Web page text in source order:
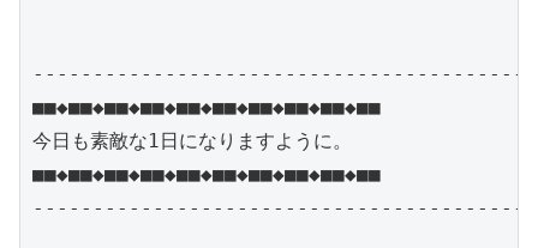
■■◆■■◆■■◆■■◆■■◆■■◆■■◆■■◆■■◆■■
今日も素敵な1日になりますように。
■■◆■■◆■■◆■■◆■■◆■■◆■■◆■■◆■■◆■■